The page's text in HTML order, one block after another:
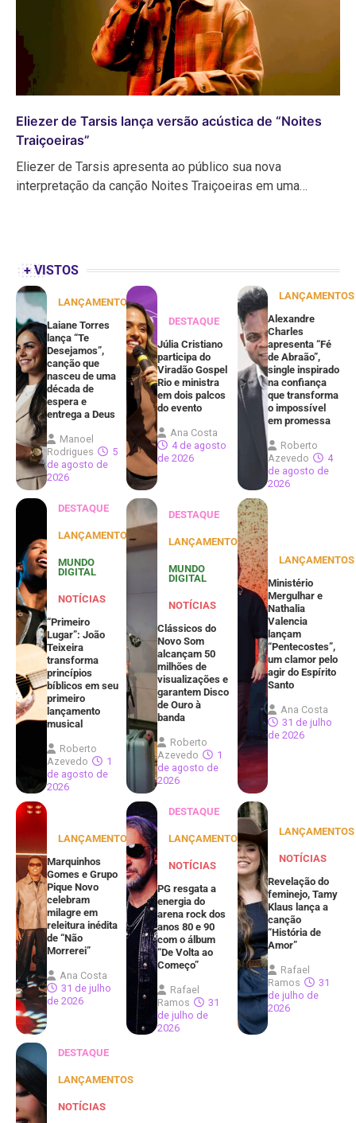
Eliezer de Tarsis lança versão acústica de “Noites
Traiçoeiras”
Eliezer de Tarsis apresenta ao público sua nova
interpretação da canção Noites Traiçoeiras em uma…
+ VISTOS
LANÇAMENTOS
Laiane Torres
lança “Te
Desejamos”,
canção que
nasceu de uma
década de
espera e
entrega a Deus
Manoel
Rodrigues
5
de agosto de
2026
DESTAQUE
Júlia Cristiano
participa do
Viradão Gospel
Rio e ministra
em dois palcos
do evento
Ana Costa
4 de agosto
de 2026
LANÇAMENTOS
Alexandre
Charles
apresenta “Fé
de Abraão”,
single inspirado
na confiança
que transforma
o impossível
em promessa
Roberto
Azevedo
4
de agosto de
2026
DESTAQUE
LANÇAMENTOS
MUNDO
DIGITAL
NOTÍCIAS
“Primeiro
Lugar”: João
Teixeira
transforma
princípios
bíblicos em seu
primeiro
lançamento
musical
Roberto
Azevedo
1
de agosto de
2026
DESTAQUE
LANÇAMENTOS
MUNDO
DIGITAL
NOTÍCIAS
Clássicos do
Novo Som
alcançam 50
milhões de
visualizações e
garantem Disco
de Ouro à
banda
Roberto
Azevedo
1
de agosto de
2026
LANÇAMENTOS
Ministério
Mergulhar e
Nathalia
Valencia
lançam
“Pentecostes”,
um clamor pelo
agir do Espírito
Santo
Ana Costa
31 de julho
de 2026
LANÇAMENTOS
Marquinhos
Gomes e Grupo
Pique Novo
celebram
milagre em
releitura inédita
de “Não
Morrerei”
Ana Costa
31 de julho
de 2026
DESTAQUE
LANÇAMENTOS
NOTÍCIAS
PG resgata a
energia do
arena rock dos
anos 80 e 90
com o álbum
“De Volta ao
Começo”
Rafael
Ramos
31
de julho de
2026
LANÇAMENTOS
NOTÍCIAS
Revelação do
feminejo, Tamy
Klaus lança a
canção
“História de
Amor”
Rafael
Ramos
31
de julho de
2026
DESTAQUE
LANÇAMENTOS
NOTÍCIAS